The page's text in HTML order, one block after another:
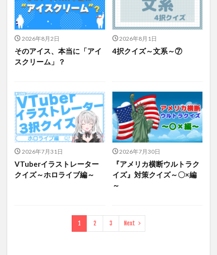
2026年8月2日
そのアイス、本当に「アイ
スクリーム」？
2026年8月1日
4択クイズ～文系～⑦
2026年7月31日
VTuberイラストレーター
クイズ～ホロライブ編～
2026年7月30日
『アメリカ横断ウルトラク
イズ』対策クイズ～〇×編
～
1 2 3 Next